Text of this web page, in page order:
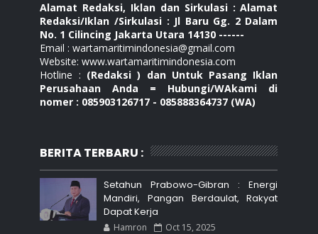
Alamat Redaksi, Iklan dan Sirkulasi : Alamat
Redaksi/Iklan /Sirkulasi : Jl Baru Gg. 2 Dalam
No. 1 Cilincing Jakarta Utara 14130 ------
Email : wartamaritimindonesia@gmail.com
Website: www.wartamaritimindonesia.com
Hotline : (Redaksi ) dan Untuk Pasang Iklan
Perusahaan Anda = Hubungi/WAkami di
nomer : 085903126717 - 085888364737 (WA)
BERITA TERBARU :
Setahun Prabowo-Gibran : Energi
Mandiri, Pangan Berdaulat, Rakyat
Dapat Kerja
Hamron Oct 15, 2025